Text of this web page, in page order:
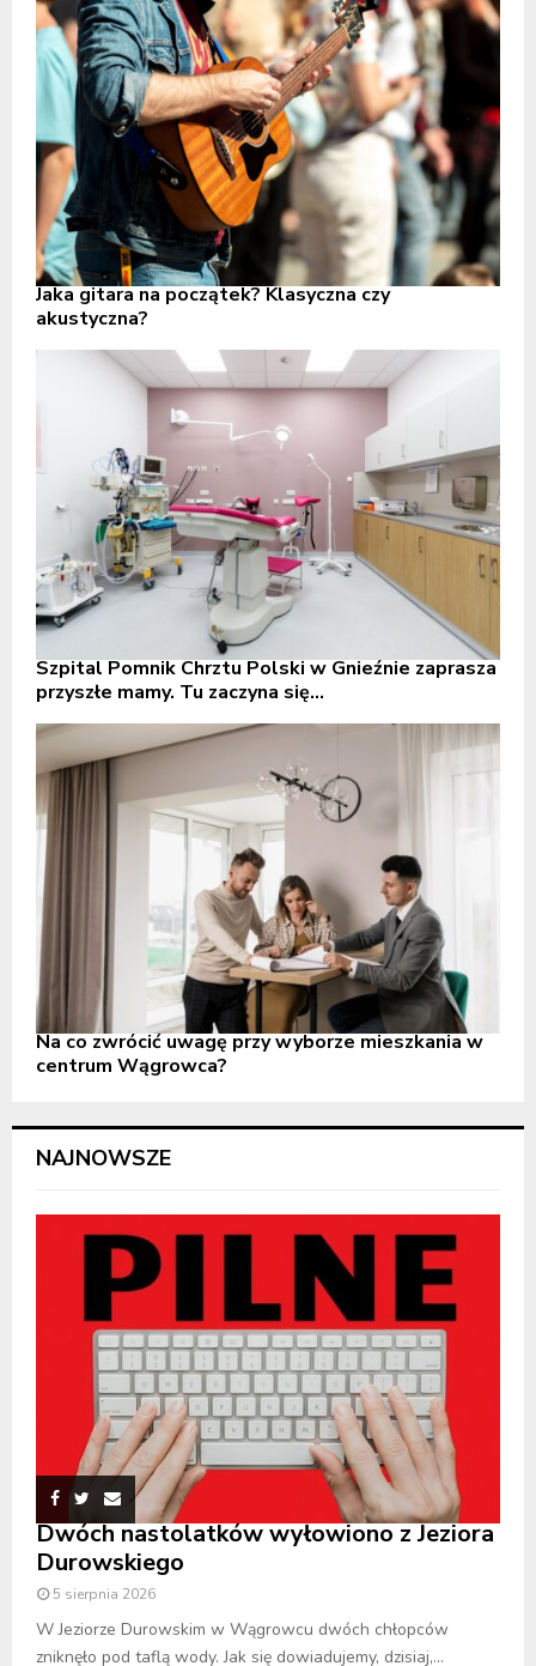
Jaka gitara na początek? Klasyczna czy
akustyczna?
Szpital Pomnik Chrztu Polski w Gnieźnie zaprasza
przyszłe mamy. Tu zaczyna się...
Na co zwrócić uwagę przy wyborze mieszkania w
centrum Wągrowca?
NAJNOWSZE
Dwóch nastolatków wyłowiono z Jeziora
Durowskiego
5 sierpnia 2026
W Jeziorze Durowskim w Wągrowcu dwóch chłopców
zniknęło pod taflą wody. Jak się dowiadujemy, dzisiaj,...